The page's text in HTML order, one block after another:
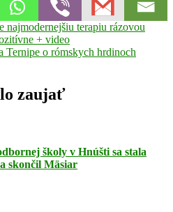
terapiu rázovou
+ video
Ternipe o rómskych hrdinoch
zaujať
školy v Hnúšti sa stala
skončil Mäsiar